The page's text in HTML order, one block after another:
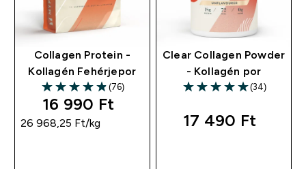
Collagen Protein -
Kollagén Fehérjepor
4.86 out of 5 stars
(76)
16 990 Ft‎
26 968,25 Ft‎/kg
Clear Collagen Powder
- Kollagén por
4.97 out of 5 stars
(34)
17 490 Ft‎